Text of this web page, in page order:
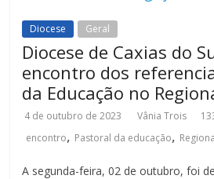
Diocese Geral
Diocese de Caxias do
encontro dos
da Educação no
4 de outubro de 2023 Vânia Trois
encontro, Pastoral da educação,
A segunda-feira, 02 de outubro, foi